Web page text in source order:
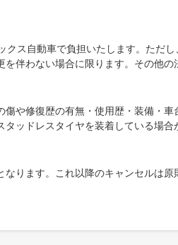
ス自動車で負担いたします。ただ
伴わない場合に限ります。その他
や修復歴の有無・使用歴・装備・
ッドレスタイヤを装着している場
ります。これ以降のキャンセルは原